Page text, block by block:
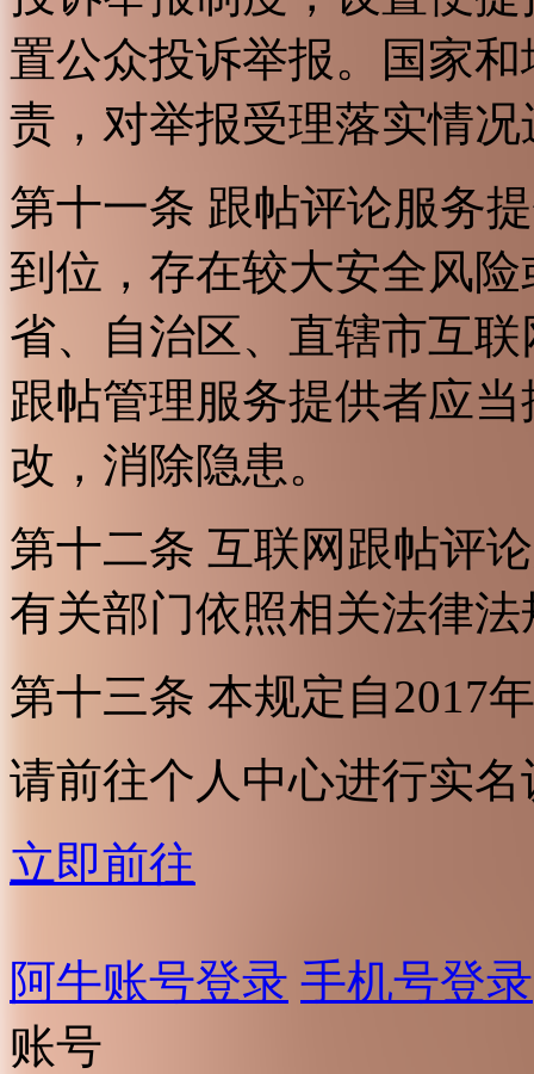
置公众投诉举报。国家
责，对举报受理落实情
第十一条 跟帖评论服务
到位，存在较大安全风
省、自治区、直辖市互
跟帖管理服务提供者应
改，消除隐患。
第十二条 互联网跟帖评
有关部门依照相关法律
第十三条 本规定自2017
请前往个人中心进行实名
立即前往
阿牛账号登录 手机号登录
账号